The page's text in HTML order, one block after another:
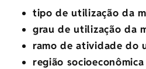
tipo de utilização da
grau de utilização da
ramo de atividade do
região